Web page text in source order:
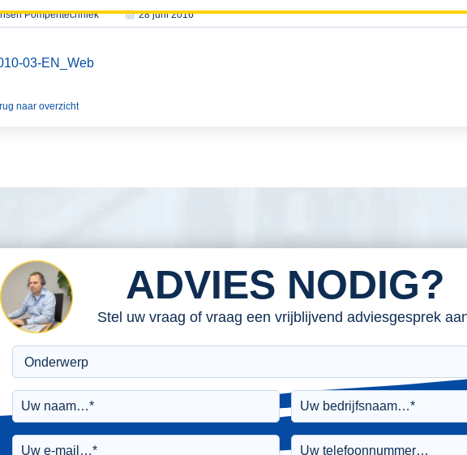
Pompentechniek 28 juni 2016
03-EN_Web
naar overzicht
ADVIES NODIG?
Stel uw vraag of vraag een vrijblijvend adviesgesprek